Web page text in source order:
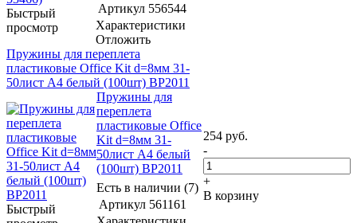
Быстрый
просмотр
Артикул 556544
Характеристики
Отложить
Пружины для переплета
пластиковые Office Kit d=8мм 31-
50лист A4 белый (100шт) BP2011
Быстрый
Пружины для
переплета
пластиковые Office
Kit d=8мм 31-
50лист A4 белый
(100шт) BP2011
Есть в наличии (7)
Артикул 561161
254 руб.
-
+
В корзину